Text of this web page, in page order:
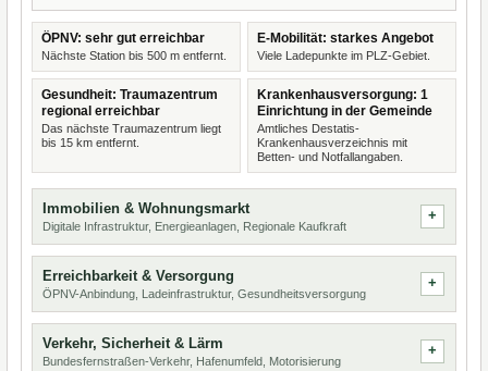
ÖPNV: sehr gut erreichbar
Nächste Station bis 500 m entfernt.
E-Mobilität: starkes Angebot
Viele Ladepunkte im PLZ-Gebiet.
Gesundheit: Traumazentrum
regional erreichbar
Das nächste Traumazentrum liegt
bis 15 km entfernt.
Krankenhausversorgung: 1
Einrichtung in der Gemeinde
Amtliches Destatis-
Krankenhausverzeichnis mit
Betten- und Notfallangaben.
Immobilien & Wohnungsmarkt
Digitale Infrastruktur, Energieanlagen, Regionale Kaufkraft
Erreichbarkeit & Versorgung
ÖPNV-Anbindung, Ladeinfrastruktur, Gesundheitsversorgung
Verkehr, Sicherheit & Lärm
Bundesfernstraßen-Verkehr, Hafenumfeld, Motorisierung